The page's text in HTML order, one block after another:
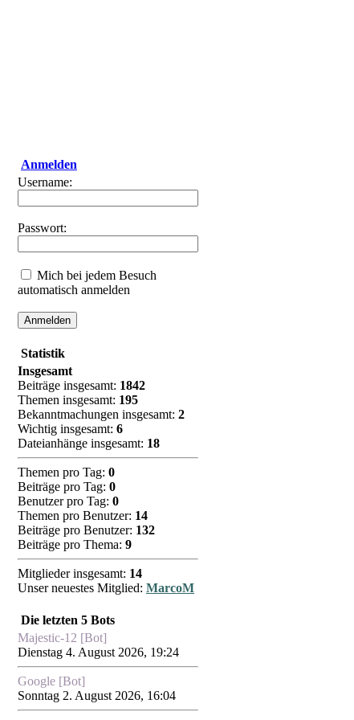
Anmelden
Username:
Passwort:
Mich bei jedem Besuch
automatisch anmelden
Statistik
Insgesamt
Beiträge insgesamt: 1842
Themen insgesamt: 195
Bekanntmachungen insgesamt: 2
Wichtig insgesamt: 6
Dateianhänge insgesamt: 18
Themen pro Tag: 0
Beiträge pro Tag: 0
Benutzer pro Tag: 0
Themen pro Benutzer: 14
Beiträge pro Benutzer: 132
Beiträge pro Thema: 9
Mitglieder insgesamt: 14
Unser neuestes Mitglied: MarcoM
Die letzten 5 Bots
Majestic-12 [Bot]
Dienstag 4. August 2026, 19:24
Google [Bot]
Sonntag 2. August 2026, 16:04